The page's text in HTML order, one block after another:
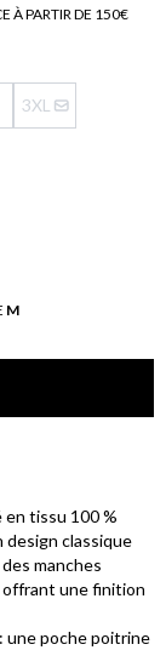
À PARTIR DE 150€
3XL
M
en tissu 100 %
design classique
manches
une finition
une poche poitrine